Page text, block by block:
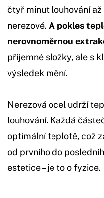
čtyř minut louhování až
nerezové. A pokles
nerovnoměrnou
příjemné složky, ale s
výsledek mění.
Nerezová ocel udrží
louhování. Každá
optimální teplotě, což
od prvního do
estetice – je to o fyzice.